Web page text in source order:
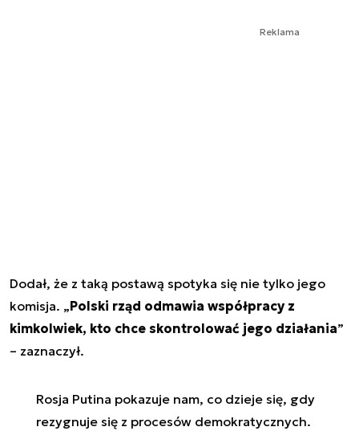
Reklama
Dodał, że z taką postawą spotyka się nie tylko jego
komisja. „Polski rząd odmawia współpracy z
kimkolwiek, kto chce skontrolować jego działania”
– zaznaczył.
Rosja Putina pokazuje nam, co dzieje się, gdy
rezygnuje się z procesów demokratycznych.